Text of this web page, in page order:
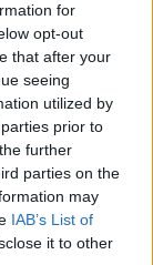
for
opt-out
that after your
seeing
utilized by
prior to
further
parties on the
may
IAB’s List of
it to other
együtt a
érinti,
meg
egy ilyen